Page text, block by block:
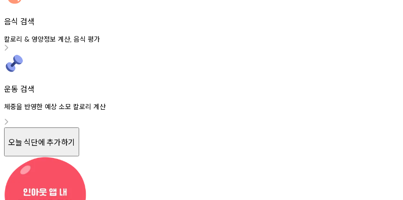
음식 검색
칼로리 & 영양정보 계산, 음식 평가
운동 검색
체중을 반영한 예상 소모 칼로리 계산
오늘 식단에 추가하기